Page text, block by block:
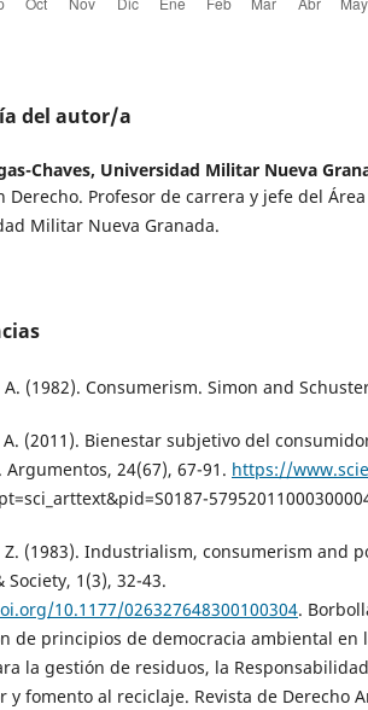
del autor/a
Chaves, Universidad Militar Nueva
Derecho. Profesor de carrera y jefe del
Militar Nueva Granada.
A. (1982). Consumerism. Simon and
(2011). Bienestar subjetivo del
24(67), 67-91. https://
Z. (1983). Industrialism, consumerism and
Society, 1(3), 32-43.
10.1177/026327648300100304.
de principios de democracia ambiental en
la gestión de residuos, la
y fomento al reciclaje. Revista de Derecho